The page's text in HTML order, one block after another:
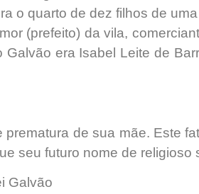
o quarto de dez filhos de
(prefeito) da vila,
era Isabel Leite de
de sua mãe. Este
seu futuro nome de religioso
Galvão